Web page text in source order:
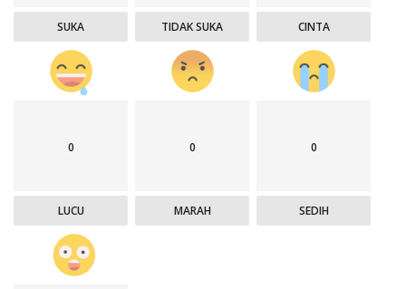
SUKA TIDAK SUKA CINTA
0
LUCU
0
MARAH
0
SEDIH